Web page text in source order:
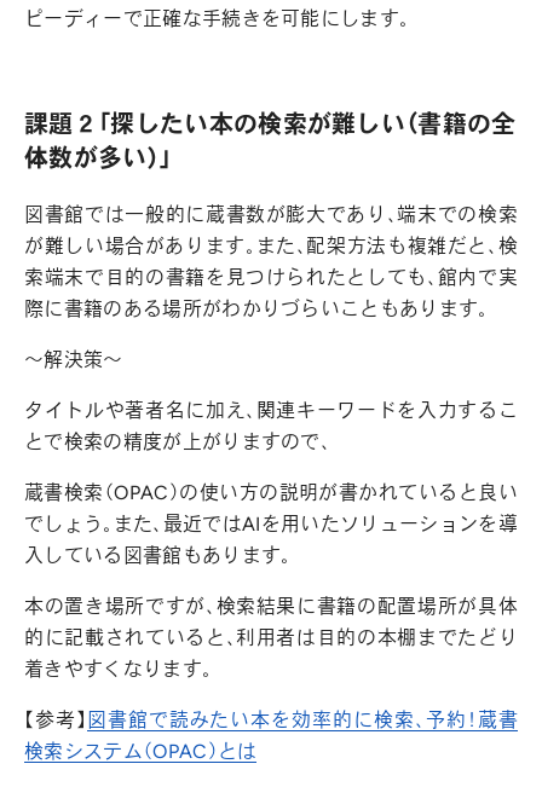
ピーディーで正確な手続きを可能にします。
課題２「探したい本の検索が難しい（書籍の全
体数が多い）」
図書館では一般的に蔵書数が膨大であり、端末での検索
が難しい場合があります。また、配架方法も複雑だと、検
索端末で目的の書籍を見つけられたとしても、館内で実
際に書籍のある場所がわかりづらいこともあります。
～解決策～
タイトルや著者名に加え、関連キーワードを入力するこ
とで検索の精度が上がりますので、
蔵書検索（OPAC）の使い方の説明が書かれていると良い
でしょう。また、最近ではAIを用いたソリューションを導
入している図書館もあります。
本の置き場所ですが、検索結果に書籍の配置場所が具体
的に記載されていると、利用者は目的の本棚までたどり
着きやすくなります。
【参考】 図書館で読みたい本を効率的に検索、予約！蔵書
検索システム（OPAC）とは